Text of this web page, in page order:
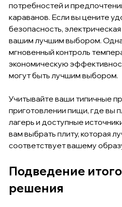
потребностей и
караванов. Если вы цените
безопасность,
вашим лучшим выбором.
мгновенный контроль
экономическую
могут быть лучшим выбором.
Учитывайте ваши типичные
приготовлении пищи, где вы
лагерь и доступные
вам выбрать плиту, которая
соответствует вашему
Подведение
решения